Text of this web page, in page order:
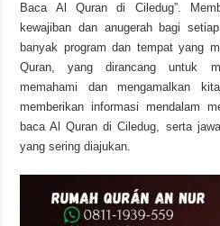
Baca Al Quran di Ciledug”.
kewajiban dan anugerah bagi
banyak program dan tempat yang
Quran, yang dirancang untuk
memahami dan mengamalkan
memberikan informasi mendalam
baca Al Quran di Ciledug, serta
yang sering diajukan.